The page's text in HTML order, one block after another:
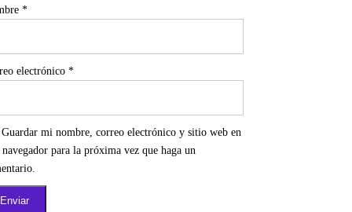
*
electrónico *
Guardar mi nombre, correo electrónico y sitio web en
navegador para la próxima vez que haga un